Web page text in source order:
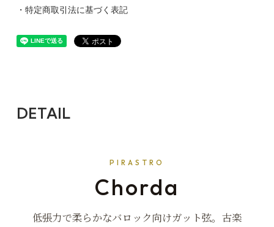
・特定商取引法に基づく表記
DETAIL
PIRASTRO
Chorda
低張力で柔らかなバロック向けガット弦。古楽